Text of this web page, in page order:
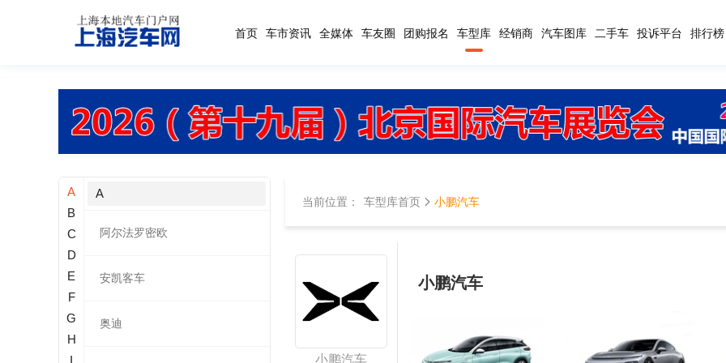
首页 车市资讯 全媒体 车友圈 团购报名 车型库 经销商 汽车图库 二手车 投诉平台 排行榜
A
B
C
D
E
F
G
H
I
A
阿尔法罗密欧
安凯客车
奥迪
当前位置： 车型库首页 小鹏汽车
小鹏汽车
小鹏汽车